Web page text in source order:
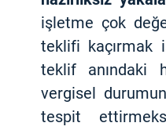
işletme çok
teklifi kaçırmak
teklif anındaki
vergisel
tespit